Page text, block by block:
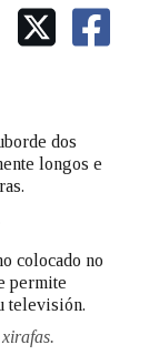
dos
longos e
colocado no
permite
televisión.